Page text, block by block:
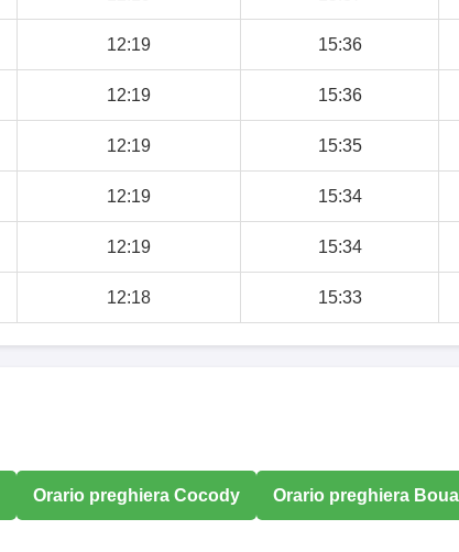
12:19 15:36
12:19 15:36
12:19 15:35
12:19 15:34
12:19 15:34
12:18 15:33
Orario preghiera Cocody Orario preghiera